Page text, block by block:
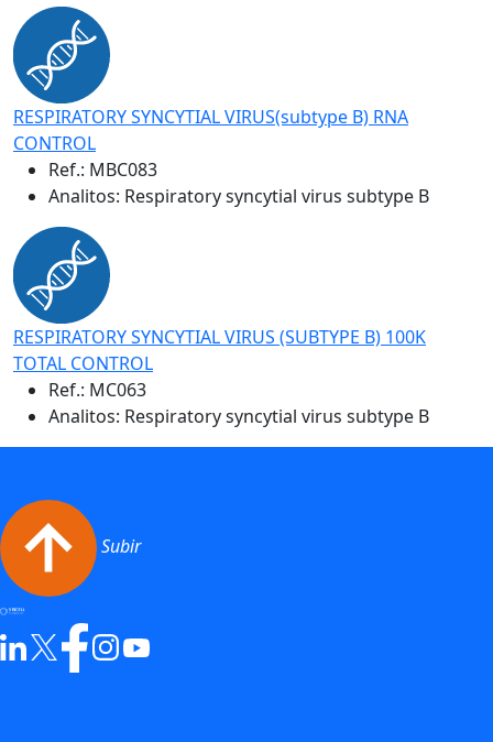
RESPIRATORY SYNCYTIAL VIRUS(subtype B) RNA
CONTROL
Ref.: MBC083
Analitos: Respiratory syncytial virus subtype B
RESPIRATORY SYNCYTIAL VIRUS (SUBTYPE B) 100K
TOTAL CONTROL
Ref.: MC063
Analitos: Respiratory syncytial virus subtype B
Subir